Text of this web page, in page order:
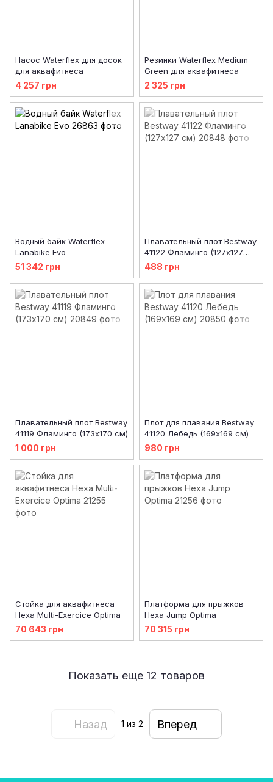
Насос Waterflex для досок
для аквафитнеса
4 257 грн
Резинки Waterflex Medium
Green для аквафитнеса
2 325 грн
Водный байк Waterflex
Lanabike Evo
51 342 грн
Плавательный плот Bestway
41122 Фламинго (127х127
см)
488 грн
Плавательный плот Bestway
41119 Фламинго (173х170 см)
1 000 грн
Плот для плавания Bestway
41120 Лебедь (169х169 см)
980 грн
Стойка для аквафитнеса
Hexa Multi-Exercice Optima
70 643 грн
Платформа для прыжков
Hexa Jump Optima
70 315 грн
Показать еще 12 товаров
Назад 1 из 2 Вперед